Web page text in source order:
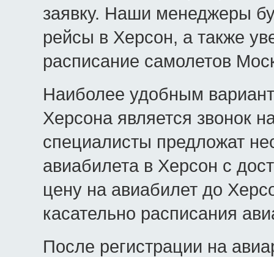
заявку. Наши менеджеры
рейсы в Херсон, а также
расписание самолетов
Наиболее удобным
Херсона является звонок
специалисты предложат
авиабилета в Херсон с
цену на авиабилет до
касательно расписания
После регистрации на